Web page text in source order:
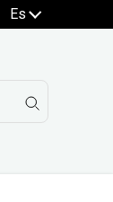
Es